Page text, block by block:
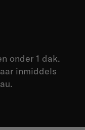
onder 1 dak.
inmiddels